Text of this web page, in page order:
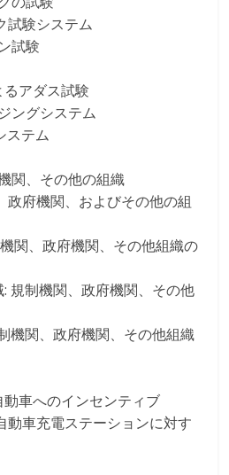
試験システム
試験
アダス試験
ングシステム
ステム
関、その他の組織
政府機関、およびその他の組
関、政府機関、その他組織の
規制機関、政府機関、その他
機関、政府機関、その他組織
車へのインセンティブ
動車充電ステーションに対す